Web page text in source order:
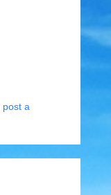
post a